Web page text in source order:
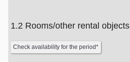
1.2 Rooms/other rental objects